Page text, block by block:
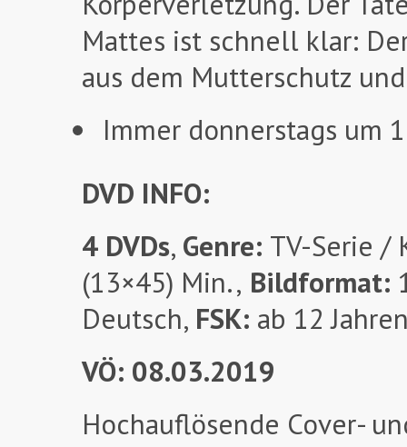
Mattes ist schnell klar:
aus dem Mutterschutz
Immer donnerstags um
DVD INFO:
4 DVDs, Genre: TV-Serie /
(13×45) Min., Bildformat:
Deutsch, FSK: ab 12
VÖ: 08.03.2019
Hochauflösende Cover-